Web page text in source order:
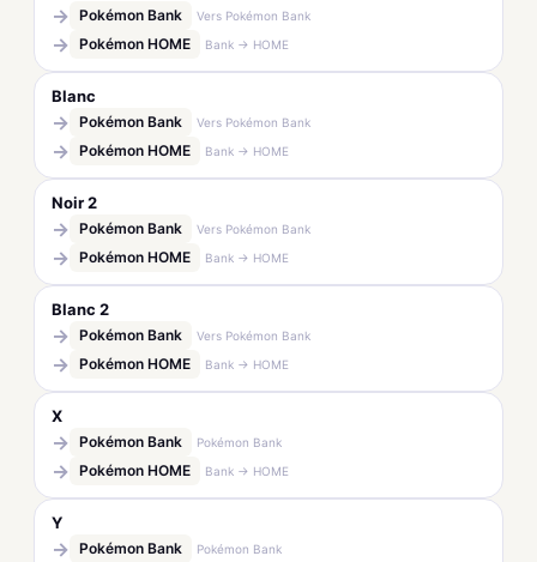
→ Pokémon Bank Vers Pokémon Bank
→ Pokémon HOME Bank → HOME
Blanc
→ Pokémon Bank Vers Pokémon Bank
→ Pokémon HOME Bank → HOME
Noir 2
→ Pokémon Bank Vers Pokémon Bank
→ Pokémon HOME Bank → HOME
Blanc 2
→ Pokémon Bank Vers Pokémon Bank
→ Pokémon HOME Bank → HOME
X
→ Pokémon Bank Pokémon Bank
→ Pokémon HOME Bank → HOME
Y
→ Pokémon Bank Pokémon Bank